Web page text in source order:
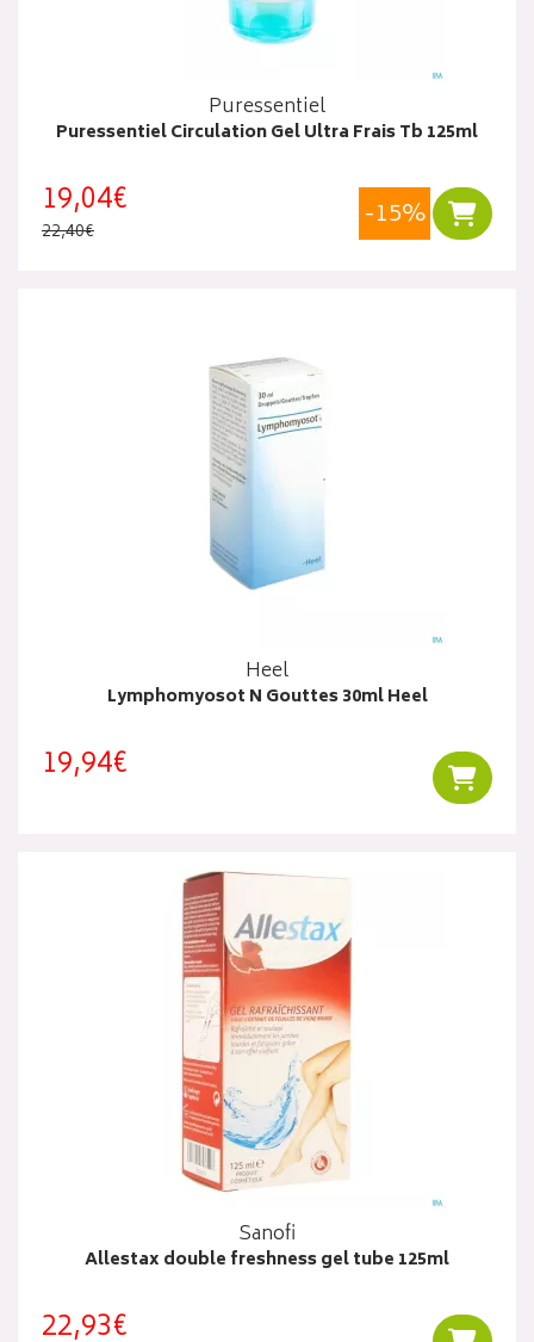
Puressentiel
Puressentiel Circulation Gel Ultra Frais Tb 125ml
19,04€
22,40€ -15%
Heel
Lymphomyosot N Gouttes 30ml Heel
19,94€
Sanofi
Allestax double freshness gel tube 125ml
22,93€